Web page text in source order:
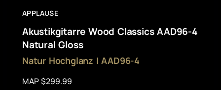
APPLAUSE
Akustikgitarre Wood Classics AAD96-4
Natural Gloss
Natur Hochglanz | AAD96-4
MAP $299.99